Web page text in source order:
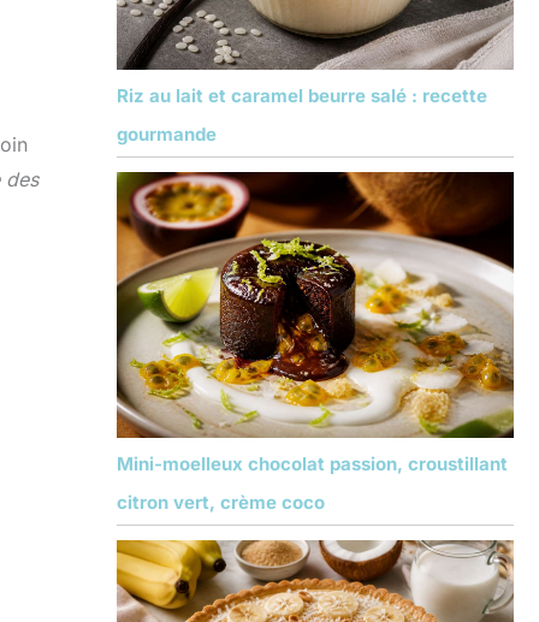
des
Riz au lait et caramel beurre salé : recette
gourmande
Mini-moelleux chocolat passion, croustillant
citron vert, crème coco